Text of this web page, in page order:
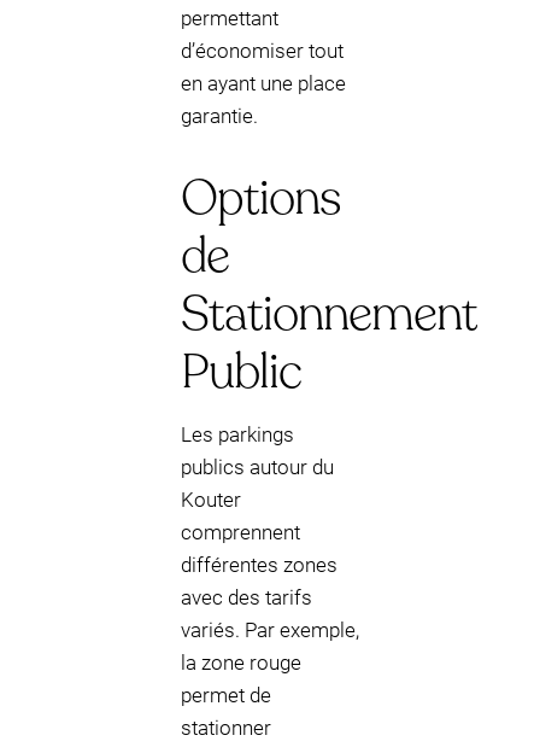
permettant
d’économiser tout
en ayant une place
garantie.
Options
de
Stationnement
Public
Les parkings
publics autour du
Kouter
comprennent
différentes zones
avec des tarifs
variés. Par exemple,
la zone rouge
permet de
stationner